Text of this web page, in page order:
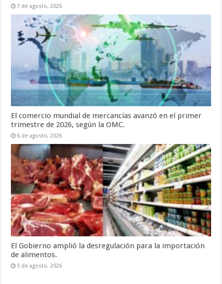
7 de agosto, 2026
El comercio mundial de mercancías avanzó en el primer
trimestre de 2026, según la OMC.
6 de agosto, 2026
El Gobierno amplió la desregulación para la importación
de alimentos.
5 de agosto, 2026